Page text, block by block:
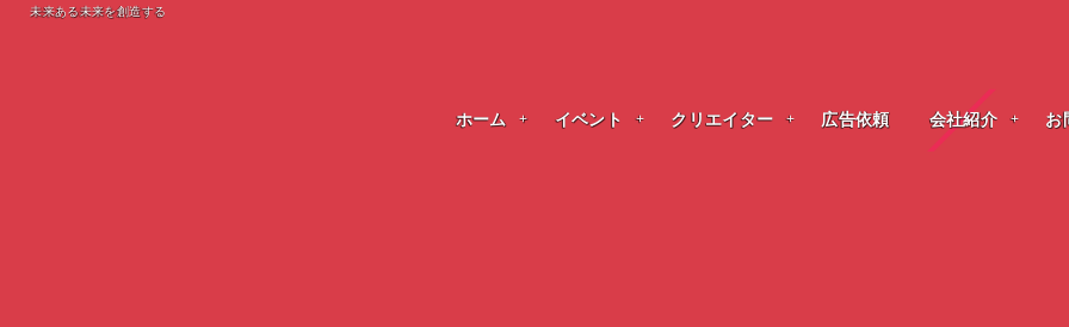
未来ある未来を創造する
ホーム イベント クリエイター 広告依頼 会社紹介 お